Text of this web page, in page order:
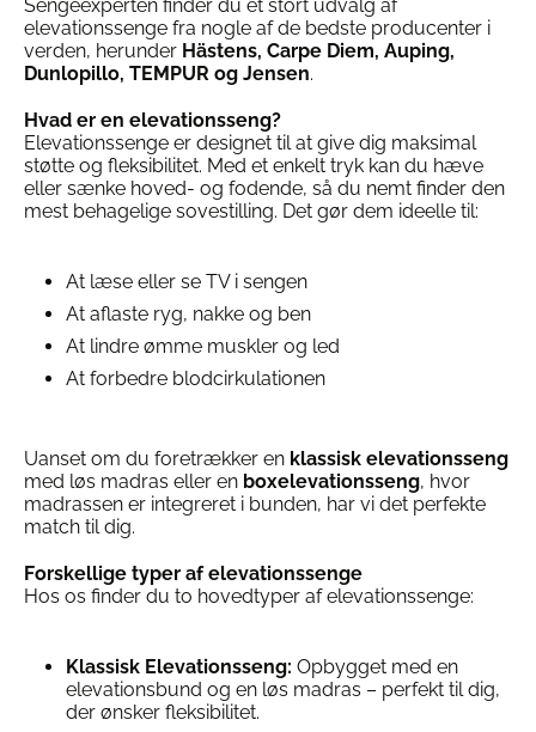
varesiden
vælges
på
varesiden
Sengeexperten finder du et stort udvalg af
elevationssenge fra nogle af de bedste producenter i
verden, herunder Hästens, Carpe Diem, Auping,
Dunlopillo, TEMPUR og Jensen.
Hvad er en elevationsseng?
Elevationssenge er designet til at give dig maksimal
støtte og fleksibilitet. Med et enkelt tryk kan du hæve
eller sænke hoved- og fodende, så du nemt finder den
mest behagelige sovestilling. Det gør dem ideelle til:
At læse eller se TV i sengen
At aflaste ryg, nakke og ben
At lindre ømme muskler og led
At forbedre blodcirkulationen
Uanset om du foretrækker en klassisk elevationsseng
med løs madras eller en boxelevationsseng, hvor
madrassen er integreret i bunden, har vi det perfekte
match til dig.
Forskellige typer af elevationssenge
Hos os finder du to hovedtyper af elevationssenge:
Klassisk Elevationsseng: Opbygget med en
elevationsbund og en løs madras – perfekt til dig,
der ønsker fleksibilitet.